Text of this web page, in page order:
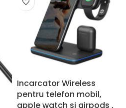
Incarcator Wireless
pentru telefon mobil,
apple watch si airpods ,